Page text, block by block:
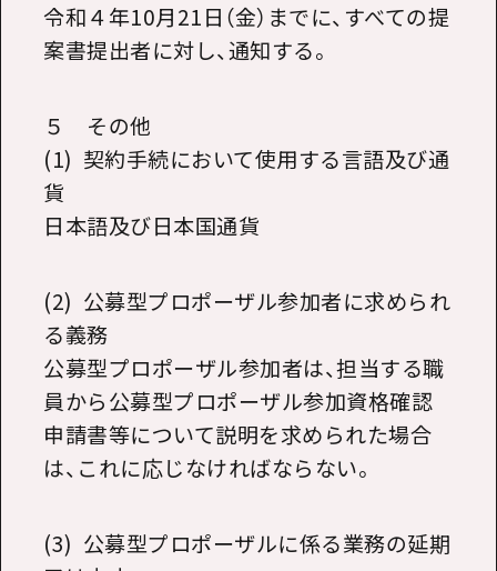
令和４年10月21日（金）までに、すべての提
案書提出者に対し、通知する。
５ その他
(1) 契約手続において使用する言語及び通
貨
日本語及び日本国通貨
(2) 公募型プロポーザル参加者に求められ
る義務
公募型プロポーザル参加者は、担当する職
員から公募型プロポーザル参加資格確認
申請書等について説明を求められた場合
は、これに応じなければならない。
(3) 公募型プロポーザルに係る業務の延期